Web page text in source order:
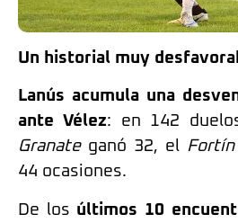
Un historial muy
Lanús acumula una
ante Vélez: en 142
Granateganó 32, el Fortín
44 ocasiones.
De los últimos 10